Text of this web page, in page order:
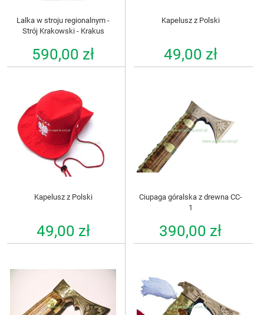
Lalka w stroju regionalnym -
Strój Krakowski - Krakus
590,00 zł
Kapelusz z Polski
49,00 zł
Kapelusz z Polski
49,00 zł
Ciupaga góralska z drewna CC-
1
390,00 zł